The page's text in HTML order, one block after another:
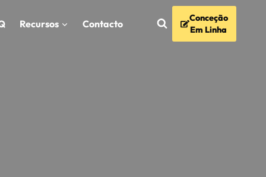
Recursos Contacto
Conceção
Em Linha